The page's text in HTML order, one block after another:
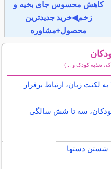
کاهش محسوس جای بخیه و
زخم◀خرید جدیدترین
محصول+مشاوره
تغذیه کودک و ...)
لکنت زبان، ارتباط برقرار
سه تا شش سالگی
شستن دستها